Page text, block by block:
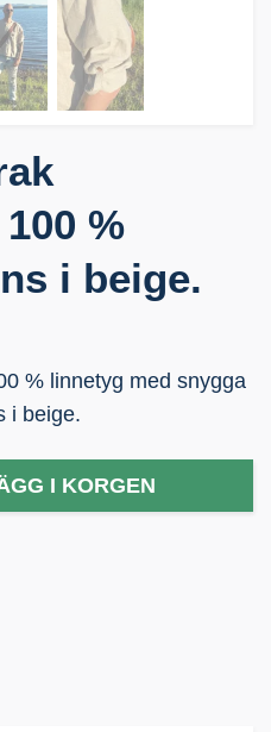
%
i beige.
% linnetyg med snygga
i beige.
I KORGEN